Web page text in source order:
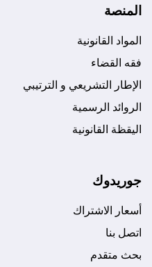
المنصة
المواد القانونية
فقه القضاء
الإطار التشريعي و الترتيبي
الروائد الرسمية
اليقظة القانونية
جوريدوك
أسعار الاشتراك
اتصل بنا
بحث متقدم